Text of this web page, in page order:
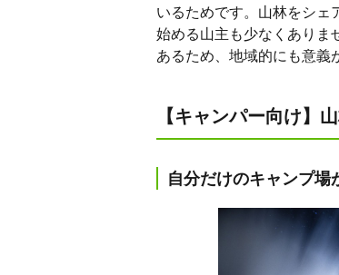
いるためです。山林をシェ
始める山主も少なくありま
あるため、地域的にも意義
【キャンパー向け】
自分だけのキャンプ場